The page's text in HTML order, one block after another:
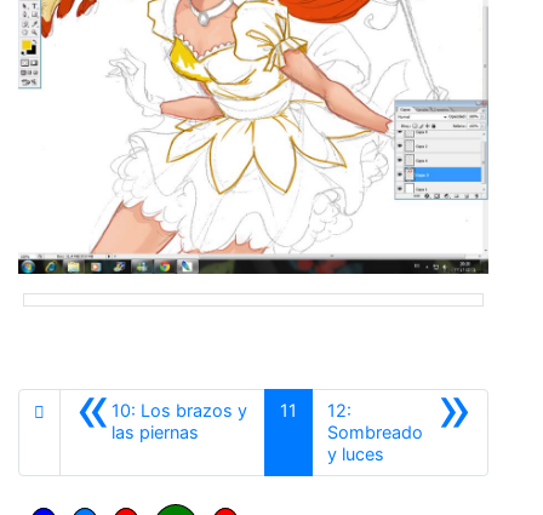
«10: Los brazos y
las piernas
11 »
12:
Sombreado
y lucesSiguiente